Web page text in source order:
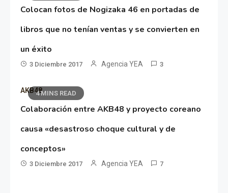
Colocan fotos de Nogizaka 46 en portadas de
libros que no tenían ventas y se convierten en
un éxito
3 Diciembre 2017 Agencia YEA 3
4 MINS READ
AKB48
Colaboración entre AKB48 y proyecto coreano
causa «desastroso choque cultural y de
conceptos»
3 Diciembre 2017 Agencia YEA 7